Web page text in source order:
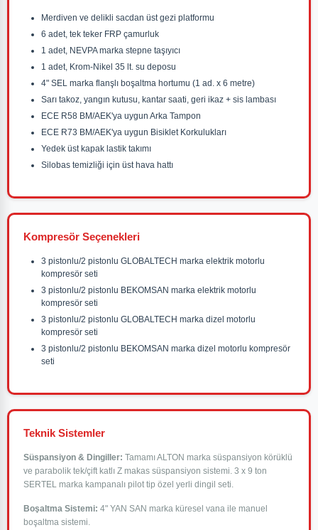
Merdiven ve delikli sacdan üst gezi platformu
6 adet, tek teker FRP çamurluk
1 adet, NEVPA marka stepne taşıyıcı
1 adet, Krom-Nikel 35 lt. su deposu
4" SEL marka flanşlı boşaltma hortumu (1 ad. x 6 metre)
Sarı takoz, yangın kutusu, kantar saati, geri ikaz + sis lambası
ECE R58 BM/AEK'ya uygun Arka Tampon
ECE R73 BM/AEK'ya uygun Bisiklet Korkulukları
Yedek üst kapak lastik takımı
Silobas temizliği için üst hava hattı
Kompresör Seçenekleri
3 pistonlu/2 pistonlu GLOBALTECH marka elektrik motorlu
kompresör seti
3 pistonlu/2 pistonlu BEKOMSAN marka elektrik motorlu
kompresör seti
3 pistonlu/2 pistonlu GLOBALTECH marka dizel motorlu
kompresör seti
3 pistonlu/2 pistonlu BEKOMSAN marka dizel motorlu kompresör
seti
Teknik Sistemler
Süspansiyon & Dingiller: Tamamı ALTON marka süspansiyon körüklü
ve parabolik tek/çift katlı Z makas süspansiyon sistemi. 3 x 9 ton
SERTEL marka kampanalı pilot tip özel yerli dingil seti.
Boşaltma Sistemi: 4" YAN SAN marka küresel vana ile manuel
boşaltma sistemi.